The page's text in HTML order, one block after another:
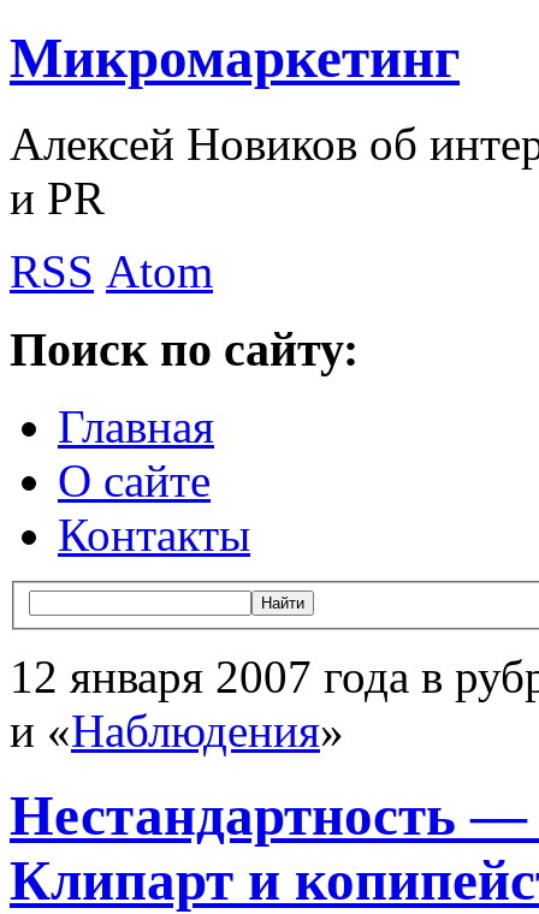
Микромаркетинг
Алексей Новиков об
и PR
RSS Atom
Поиск по сайту:
Главная
О сайте
Контакты
12 января 2007 года в
и «Наблюдения»
Нестандартность —
Клипарт и